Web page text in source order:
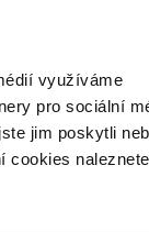
využíváme
pro sociální
jim poskytli
cookies naleznete